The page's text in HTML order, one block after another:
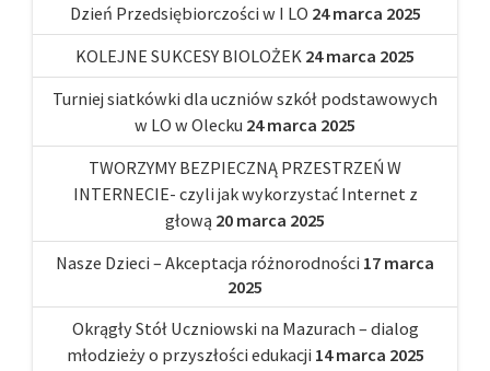
Dzień Przedsiębiorczości w I LO 24 marca 2025
KOLEJNE SUKCESY BIOLOŻEK 24 marca 2025
Turniej siatkówki dla uczniów szkół podstawowych
w LO w Olecku 24 marca 2025
TWORZYMY BEZPIECZNĄ PRZESTRZEŃ W
INTERNECIE- czyli jak wykorzystać Internet z
głową 20 marca 2025
Nasze Dzieci – Akceptacja różnorodności 17 marca
2025
Okrągły Stół Uczniowski na Mazurach – dialog
młodzieży o przyszłości edukacji 14 marca 2025